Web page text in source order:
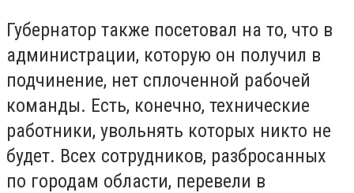
Губернатор также посетовал на то, что в
администрации, которую он получил в
подчинение, нет сплоченной рабочей
команды. Есть, конечно, технические
работники, увольнять которых никто не
будет. Всех сотрудников, разбросанных
по городам области, перевели в